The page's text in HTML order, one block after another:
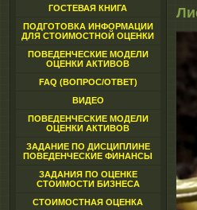
ГОСТЕВАЯ КНИГА
ПОДГОТОВКА ИНФОРМАЦИИ
ДЛЯ СТОИМОСТНОЙ ОЦЕНКИ
ПОВЕДЕНЧЕСКИЕ МОДЕЛИ
ОЦЕНКИ АКТИВОВ
FAQ (ВОПРОС/ОТВЕТ)
ВИДЕО
ПОВЕДЕНЧЕСКИЕ МОДЕЛИ
ОЦЕНКИ АКТИВОВ
ЗАДАНИЕ ПО ДИСЦИПЛИНЕ
ПОВЕДЕНЧЕСКИЕ ФИНАНСЫ
ЗАДАНИЯ ПО ОЦЕНКЕ
СТОИМОСТИ БИЗНЕСА
СТОИМОСТНАЯ ОЦЕНКА